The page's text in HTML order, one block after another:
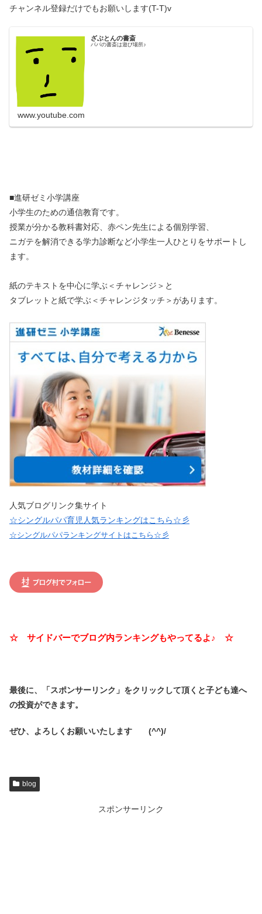
チャンネル登録だけでもお願いします(T-T)v
ざぶとんの書斎
パパの書斎は遊び場所♪
www.youtube.com
■進研ゼミ小学講座
小学生のための通信教育です。
授業が分かる教科書対応、赤ペン先生による個別学習、
ニガテを解消できる学力診断など小学生一人ひとりをサポートし
ます。
紙のテキストを中心に学ぶ＜チャレンジ＞と
タブレットと紙で学ぶ＜チャレンジタッチ＞があります。
人気ブログリンク集サイト
☆シングルパパ育児人気ランキングはこちら☆彡
☆シングルパパランキングサイトはこちら☆彡
☆ サイドバーでブログ内ランキングもやってるよ♪ ☆
最後に、「スポンサーリンク」をクリックして頂くと子ども達へ
の投資ができます。
ぜひ、よろしくお願いいたします (^^)/
blog
スポンサーリンク